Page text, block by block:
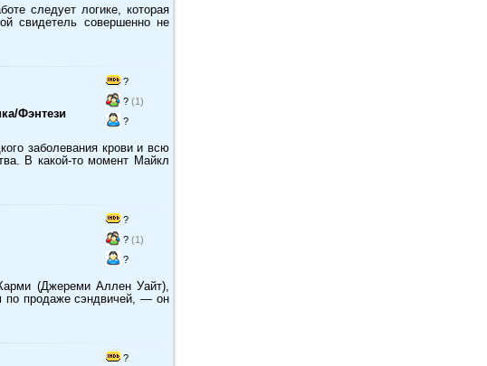
следует логике, которая
свидетель совершенно не
?
? (1)
?
Фэнтези
заболевания крови и всю
В какой-то момент Майкл
?
? (1)
?
(Джереми Аллен Уайт),
по продаже сэндвичей, — он
?